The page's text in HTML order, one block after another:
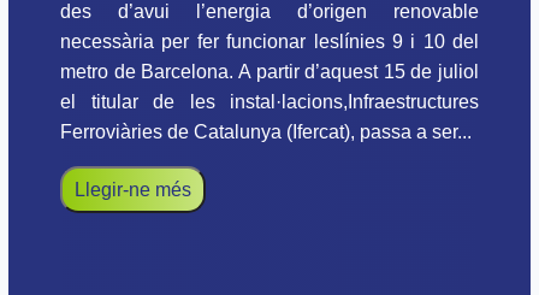
des d’avui l’energia d’origen renovable
necessària per fer funcionar leslínies 9 i 10 del
metro de Barcelona. A partir d’aquest 15 de juliol
el titular de les instal·lacions,Infraestructures
Ferroviàries de Catalunya (Ifercat), passa a ser...
Llegir-ne més